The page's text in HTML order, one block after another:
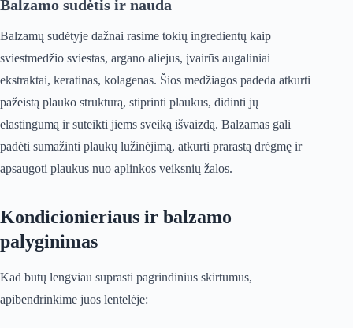
Balzamo sudėtis ir nauda
Balzamų sudėtyje dažnai rasime tokių ingredientų kaip
sviestmedžio sviestas, argano aliejus, įvairūs augaliniai
ekstraktai, keratinas, kolagenas. Šios medžiagos padeda atkurti
pažeistą plauko struktūrą, stiprinti plaukus, didinti jų
elastingumą ir suteikti jiems sveiką išvaizdą. Balzamas gali
padėti sumažinti plaukų lūžinėjimą, atkurti prarastą drėgmę ir
apsaugoti plaukus nuo aplinkos veiksnių žalos.
Kondicionieriaus ir balzamo
palyginimas
Kad būtų lengviau suprasti pagrindinius skirtumus,
apibendrinkime juos lentelėje: